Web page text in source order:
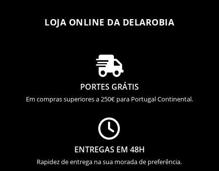
LOJA ONLINE DA DELAROBIA

PORTES GRÁTIS
Em compras superiores a 250€ para Portugal Continental.

ENTREGAS EM 48H
Rapidez de entrega na sua morada de preferência.